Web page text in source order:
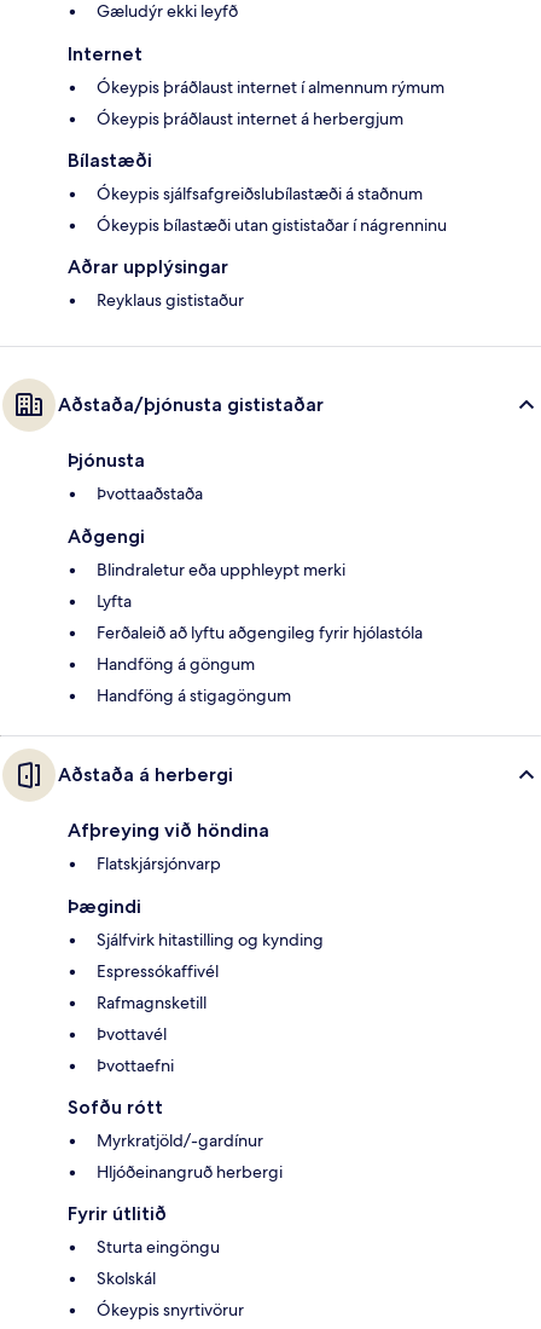
Gæludýr ekki leyfð
Internet
Ókeypis þráðlaust internet í almennum rýmum
Ókeypis þráðlaust internet á herbergjum
Bílastæði
Ókeypis sjálfsafgreiðslubílastæði á staðnum
Ókeypis bílastæði utan gististaðar í nágrenninu
Aðrar upplýsingar
Reyklaus gististaður
Aðstaða/þjónusta gististaðar
Þjónusta
Þvottaaðstaða
Aðgengi
Blindraletur eða upphleypt merki
Lyfta
Ferðaleið að lyftu aðgengileg fyrir hjólastóla
Handföng á göngum
Handföng á stigagöngum
Aðstaða á herbergi
Afþreying við höndina
Flatskjársjónvarp
Þægindi
Sjálfvirk hitastilling og kynding
Espressókaffivél
Rafmagnsketill
Þvottavél
Þvottaefni
Sofðu rótt
Myrkratjöld/-gardínur
Hljóðeinangruð herbergi
Fyrir útlitið
Sturta eingöngu
Skolskál
Ókeypis snyrtivörur